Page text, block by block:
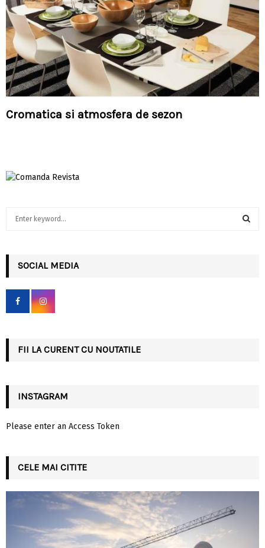
Cromatica si atmosfera de sezon
h
f
r
SOCIAL MEDIA
FII LA CURENT CU NOUTATILE
INSTAGRAM
Please enter an Access Token
CELE MAI CITITE